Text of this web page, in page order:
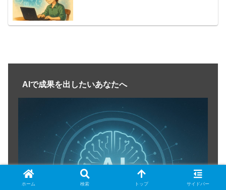
AIで成果を出したいあなたへ
ホーム 検索 トップ サイドバー